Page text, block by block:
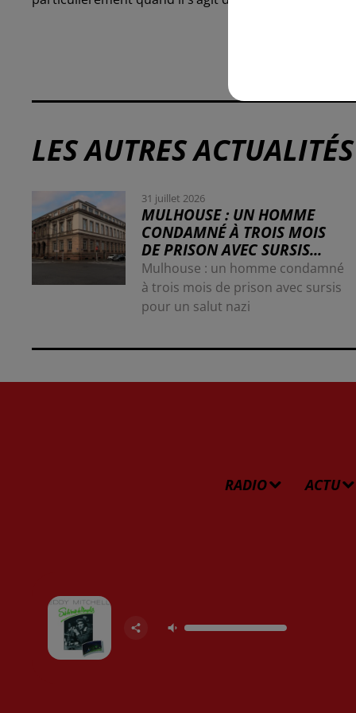
LES AUTRES ACTUALITÉS
31 juillet 2026
MULHOUSE : UN HOMME
CONDAMNÉ À TROIS MOIS
DE PRISON AVEC SURSIS...
Mulhouse : un homme condamné
à trois mois de prison avec sursis
pour un salut nazi
RADIO ACTU